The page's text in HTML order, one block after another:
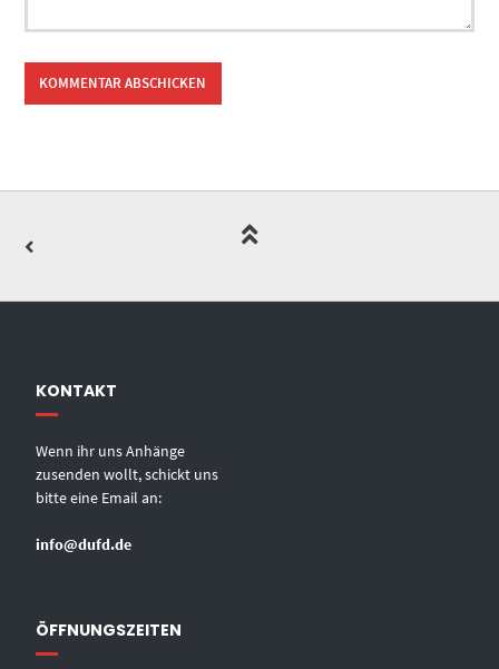
KONTAKT
Wenn ihr uns Anhänge
zusenden wollt, schickt uns
bitte eine Email an:
info@dufd.de
ÖFFNUNGSZEITEN